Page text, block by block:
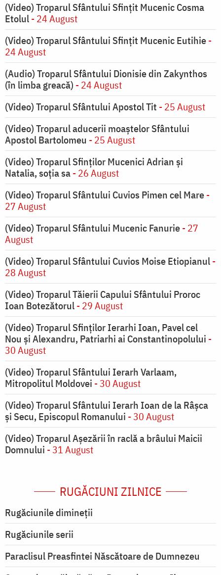
(Video) Troparul Sfântului Sfințit Mucenic Cosma
Etolul- 24 August
(Video) Troparul Sfântului Sfințit Mucenic Eutihie-
24 August
(Audio) Troparul Sfântului Dionisie din Zakynthos
(în limba greacă) - 24 August
(Video) Troparul Sfântului Apostol Tit - 25 August
(Video) Troparul aducerii moaștelor Sfântului
Apostol Bartolomeu - 25 August
(Video) Troparul Sfinților Mucenici Adrian și
Natalia, soția sa- 26 August
(Video) Troparul Sfântului Cuvios Pimen cel Mare-
27 August
(Video) Troparul Sfântului Mucenic Fanurie- 27
August
(Video) Troparul Sfântului Cuvios Moise Etiopianul-
28 August
(Video) Troparul Tăierii Capului Sfântului Proroc
Ioan Botezătorul- 29 August
(Video) Troparul Sfinților Ierarhi Ioan, Pavel cel
Nou și Alexandru, Patriarhi ai Constantinopolului -
30 August
(Video) Troparul Sfântului Ierarh Varlaam,
Mitropolitul Moldovei - 30 August
(Video) Troparul Sfântului Ierarh Ioan de la Râșca
și Secu, Episcopul Romanului - 30 August
(Video) Troparul Așezării în raclă a brâului Maicii
Domnului - 31 August
RUGĂCIUNI ZILNICE
Rugăciunile dimineții
Rugăciunile serii
Paraclisul Preasfintei Născătoare de Dumnezeu